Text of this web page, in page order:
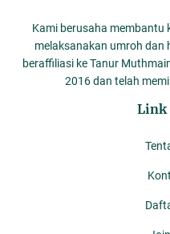
Kami berusaha membantu
melaksanakan umroh dan
beraffiliasi ke Tanur
2016 dan telah
Link